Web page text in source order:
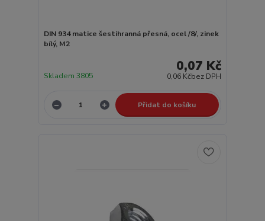
DIN 934 matice šestihranná přesná, ocel /8/, zinek
bílý, M2
0,07 Kč
0,06 Kčbez DPH
Skladem 3805
Přidat do košíku